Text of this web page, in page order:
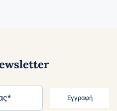
Εγγραφή